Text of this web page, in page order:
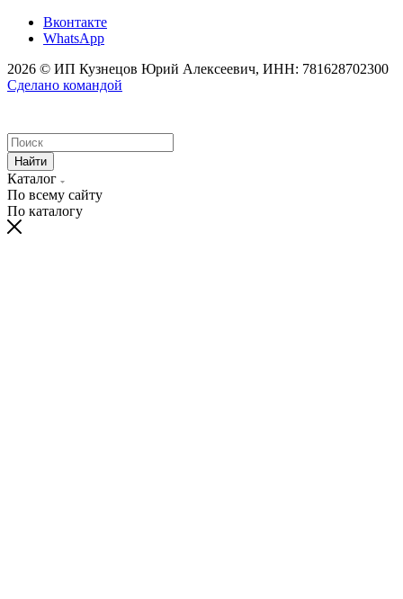
Вконтакте
WhatsApp
2026 © ИП Кузнецов Юрий Алексеевич, ИНН: 781628702300
Сделано командой
Найти
Каталог
По всему сайту
По каталогу